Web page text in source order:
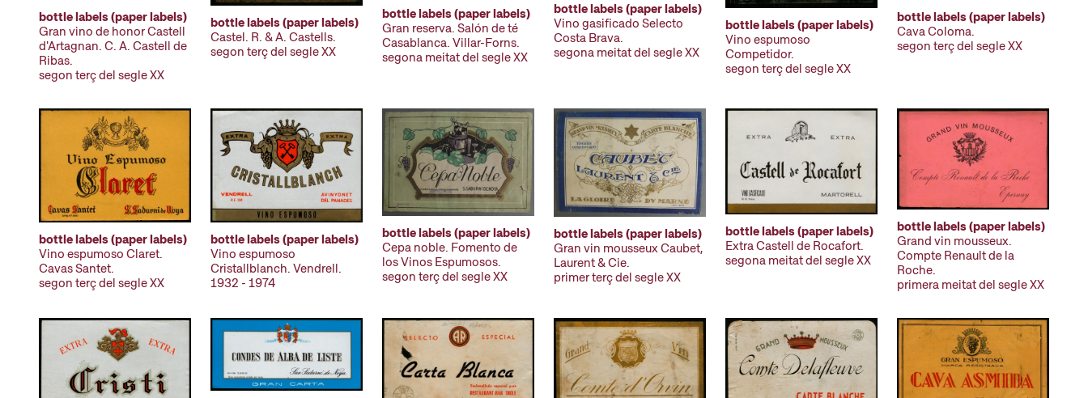
bottle labels (paper labels)
Gran vino de honor Castell
d'Artagnan. C. A. Castell de
Ribas.
segon terç del segle XX
bottle labels (paper labels)
Castel. R. & A. Castells.
segon terç del segle XX
bottle labels (paper labels)
Gran reserva. Salón de té
Casablanca. Villar-Forns.
segona meitat del segle XX
bottle labels (paper labels)
Vino gasificado Selecto
Costa Brava.
segona meitat del segle XX
bottle labels (paper labels)
Vino espumoso
Competidor.
segon terç del segle XX
bottle labels (paper labels)
Cava Coloma.
segon terç del segle XX
bottle labels (paper labels)
Vino espumoso Claret.
Cavas Santet.
segon terç del segle XX
bottle labels (paper labels)
Vino espumoso
Cristallblanch. Vendrell.
1932 - 1974
bottle labels (paper labels)
Cepa noble. Fomento de
los Vinos Espumosos.
segon terç del segle XX
bottle labels (paper labels)
Gran vin mousseux Caubet,
Laurent & Cie.
primer terç del segle XX
bottle labels (paper labels)
Extra Castell de Rocafort.
segona meitat del segle XX
bottle labels (paper labels)
Grand vin mousseux.
Compte Renault de la
Roche.
primera meitat del segle XX